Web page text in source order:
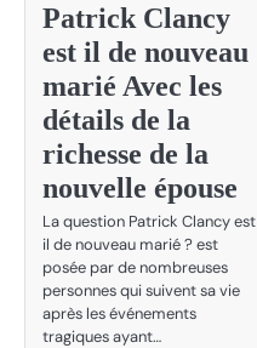
Patrick Clancy
est il de nouveau
marié Avec les
détails de la
richesse de la
nouvelle épouse
La question Patrick Clancy est
il de nouveau marié ? est
posée par de nombreuses
personnes qui suivent sa vie
après les événements
tragiques ayant…